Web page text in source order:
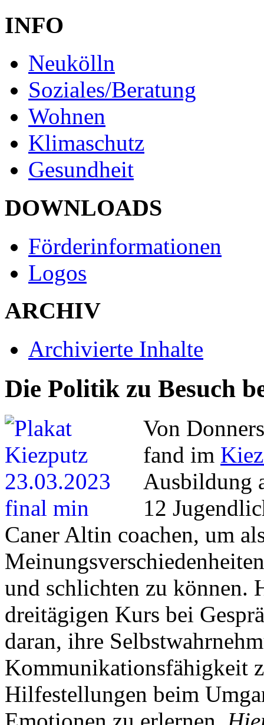
INFO
Neukölln
Soziales/Beratung
Wohnen
Klimaschutz
Gesundheit
DOWNLOADS
Förderinformationen
Logos
ARCHIV
Archivierte Inhalte
Die Politik zu Besuch
Von
fand im
Ausbildung
12
Caner Altin coachen, um
und schlichten zu können.
dreitägigen Kurs bei
daran, ihre
Kommunikationsfähigkeit
Hilfestellungen beim